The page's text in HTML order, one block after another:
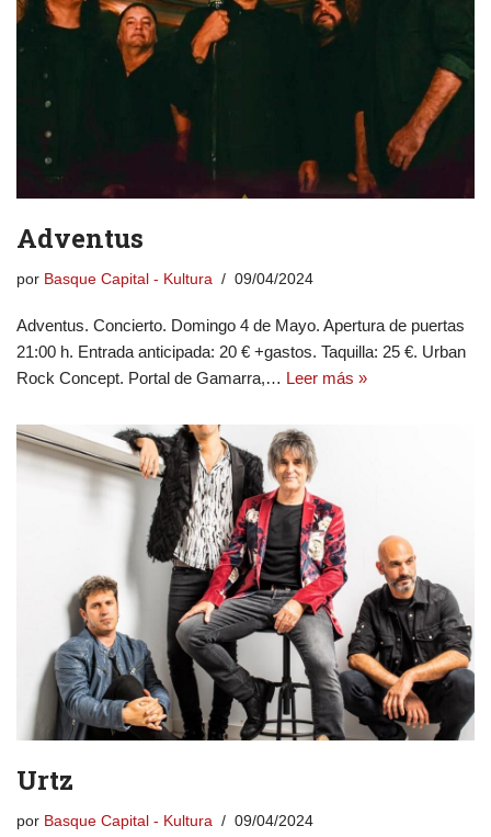
Adventus
por Basque Capital - Kultura 09/04/2024
Adventus. Concierto. Domingo 4 de Mayo. Apertura de puertas
21:00 h. Entrada anticipada: 20 € +gastos. Taquilla: 25 €. Urban
Rock Concept. Portal de Gamarra,… Leer más »
Urtz
por Basque Capital - Kultura 09/04/2024